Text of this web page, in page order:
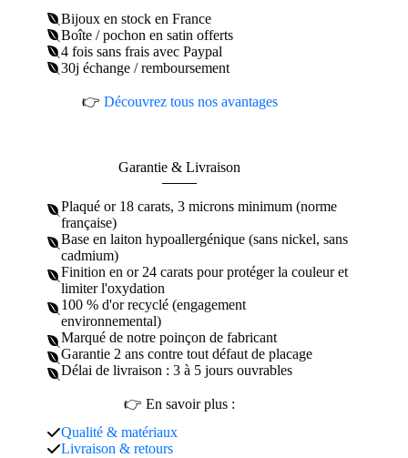
Bijoux en stock en France
Boîte / pochon en satin offerts
4 fois sans frais avec Paypal
30j échange / remboursement
👉 Découvrez tous nos avantages
Garantie & Livraison
Plaqué or 18 carats, 3 microns minimum (norme
française)
Base en laiton hypoallergénique (sans nickel, sans
cadmium)
Finition en or 24 carats pour protéger la couleur et
limiter l'oxydation
100 % d'or recyclé (engagement
environnemental)
Marqué de notre poinçon de fabricant
Garantie 2 ans contre tout défaut de placage
Délai de livraison : 3 à 5 jours ouvrables
👉 En savoir plus :
Qualité & matériaux
Livraison & retours